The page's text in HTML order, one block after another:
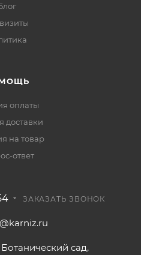
оплаты
доставки
на товар
ответ
ЗАКАЗАТЬ ЗВОНОК
сад,